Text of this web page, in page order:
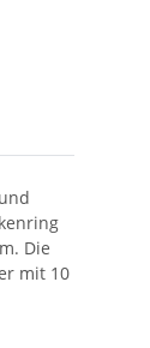
Die
mit 10